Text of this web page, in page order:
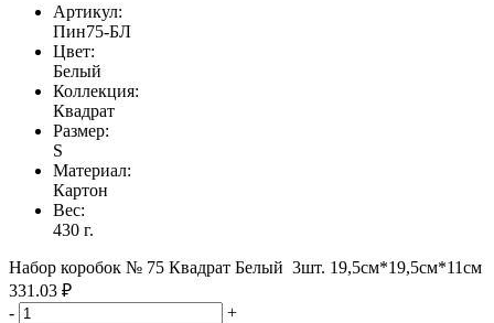
Артикул:
Пин75-БЛ
Цвет:
Белый
Коллекция:
Квадрат
Размер:
S
Материал:
Картон
Вес:
430 г.
Набор коробок № 75 Квадрат Белый 3шт. 19,5см*19,5см*11см
331.03 ₽
-
+